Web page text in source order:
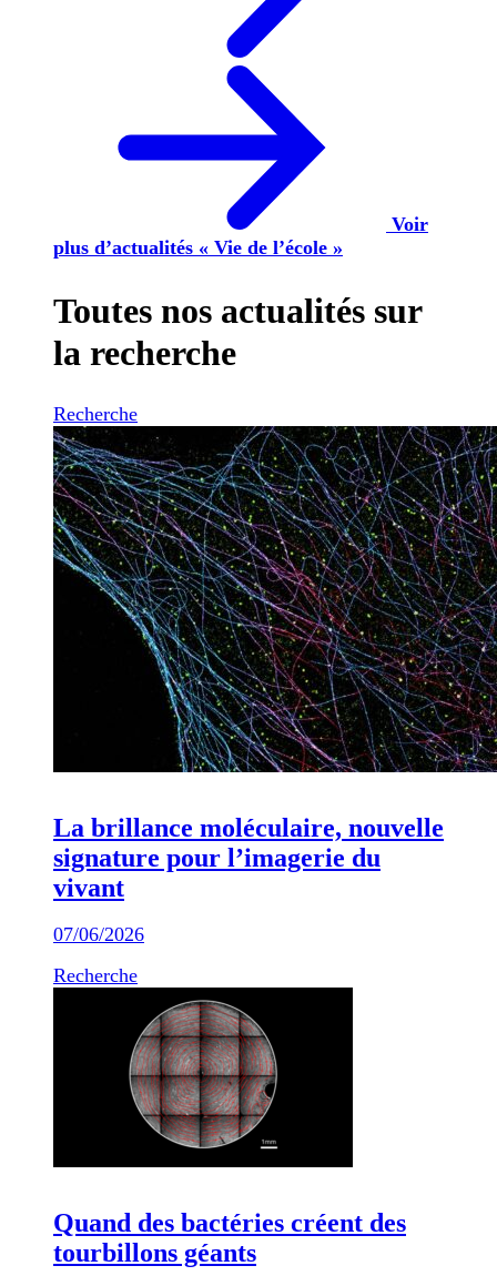
Voir
plus d’actualités « Vie de l’école »
Toutes nos actualités sur
la recherche
Recherche
La brillance moléculaire, nouvelle
signature pour l’imagerie du
vivant
07/06/2026
Recherche
Quand des bactéries créent des
tourbillons géants